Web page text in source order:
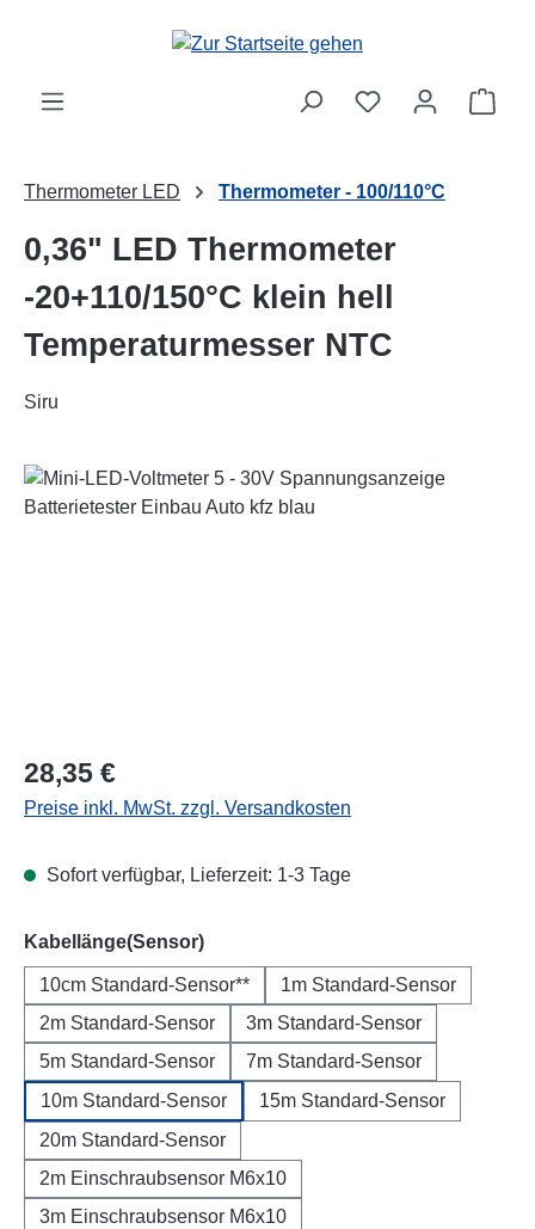
Zum Hauptinhalt springen
Thermometer LED Thermometer - 100/110°C
0,36" LED Thermometer
-20+110/150°C klein hell
Temperaturmesser NTC
Siru
Bildergalerie überspringen
Regulärer Preis:
28,35 €
Preise inkl. MwSt. zzgl. Versandkosten
Sofort verfügbar, Lieferzeit: 1-3 Tage
Kabellänge(Sensor)auswählen
10cm Standard-Sensor**
1m Standard-Sensor
2m Standard-Sensor
3m Standard-Sensor
5m Standard-Sensor
7m Standard-Sensor
10m Standard-Sensor
15m Standard-Sensor
20m Standard-Sensor
2m Einschraubsensor M6x10
3m Einschraubsensor M6x10